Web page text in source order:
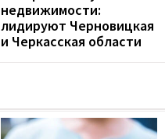
недвижимости:
лидируют Черновицкая
и Черкасская области